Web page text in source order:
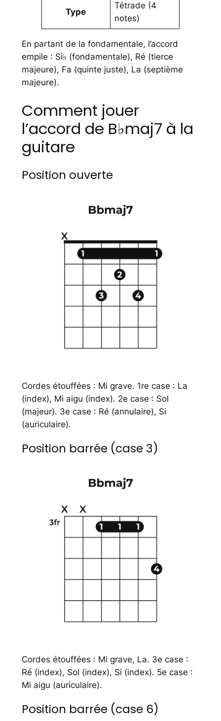
Type
Tétrade (4
notes)
En partant de la fondamentale, l’accord
empile : Si♭ (fondamentale), Ré (tierce
majeure), Fa (quinte juste), La (septième
majeure).
Comment jouer
l’accord de B♭maj7 à la
guitare
Position ouverte
Cordes étouffées : Mi grave. 1re case : La
(index), Mi aigu (index). 2e case : Sol
(majeur). 3e case : Ré (annulaire), Si
(auriculaire).
Position barrée (case 3)
Cordes étouffées : Mi grave, La. 3e case :
Ré (index), Sol (index), Si (index). 5e case :
Mi aigu (auriculaire).
Position barrée (case 6)